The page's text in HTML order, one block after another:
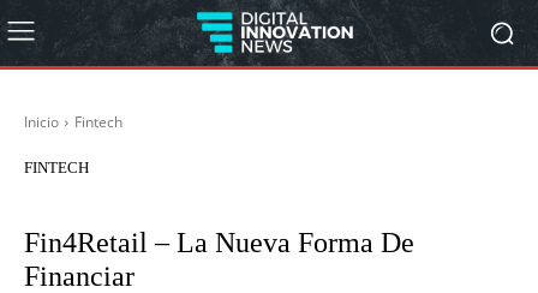
Inicio Fintech
FINTECH
Fin4Retail – La Nueva Forma De
Financiar